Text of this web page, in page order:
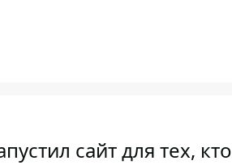
сайт для тех, кто